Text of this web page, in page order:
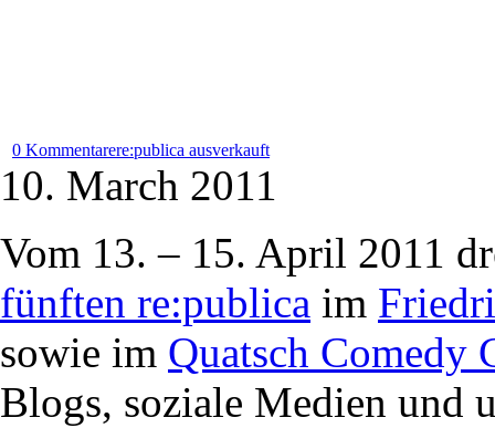
0 Kommentarere:publica ausverkauft
10. March 2011
Vom 13. – 15. April 2011
fünften re:publica im
sowie im Quatsch Comedy
Blogs, soziale Medien und